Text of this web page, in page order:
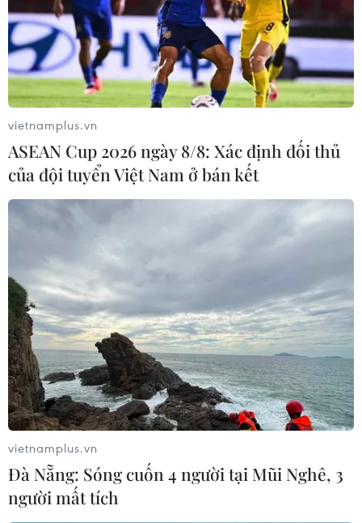
vietnamplus.vn
ASEAN Cup 2026 ngày 8/8: Xác định đối thủ
của đội tuyển Việt Nam ở bán kết
vietnamplus.vn
Đà Nẵng: Sóng cuốn 4 người tại Mũi Nghê, 3
người mất tích